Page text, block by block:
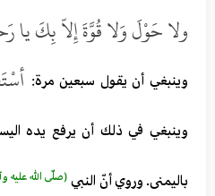
ولا حَوْلَ وَلا قُوَّةَ إِلاّ بِكَ يا
وينبغي أن يقول سبعين مرة:
وينبغي في ذلك أن يرفع يده
باليمنى. وروي أنّ النبي (صلّى الله عليه